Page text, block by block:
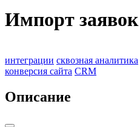
Импорт заявок
интеграции сквозная аналитика
конверсия сайта CRM
Описание